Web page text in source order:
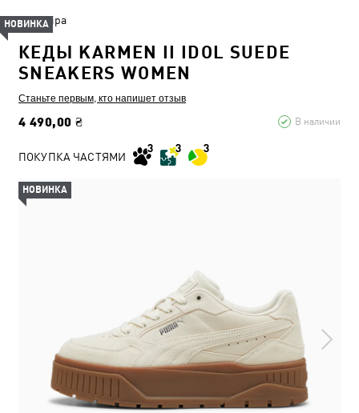
Шкіра
КЕДЫ KARMEN II IDOL SUEDE
SNEAKERS WOMEN
Станьте первым, кто напишет отзыв
4 490,00 ₴ В наличии
НОВИНКА
ПОКУПКА ЧАСТЯМИ
НОВИНКА